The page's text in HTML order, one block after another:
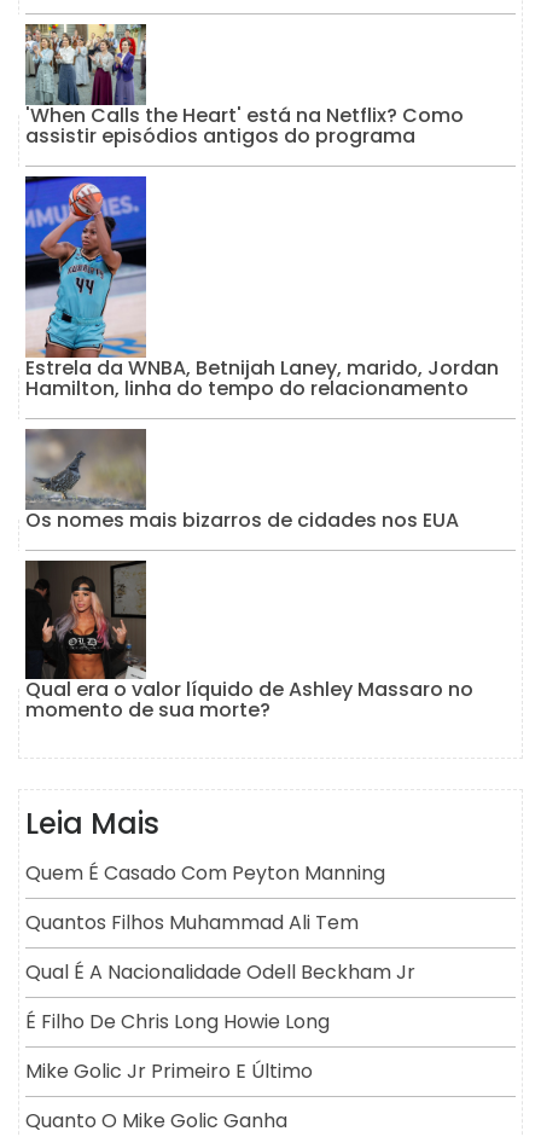
'When Calls the Heart' está na Netflix? Como
assistir episódios antigos do programa
Estrela da WNBA, Betnijah Laney, marido, Jordan
Hamilton, linha do tempo do relacionamento
Os nomes mais bizarros de cidades nos EUA
Qual era o valor líquido de Ashley Massaro no
momento de sua morte?
Leia Mais
Quem É Casado Com Peyton Manning
Quantos Filhos Muhammad Ali Tem
Qual É A Nacionalidade Odell Beckham Jr
É Filho De Chris Long Howie Long
Mike Golic Jr Primeiro E Último
Quanto O Mike Golic Ganha